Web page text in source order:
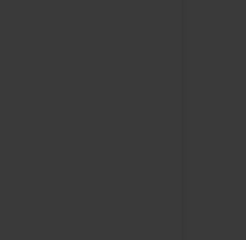
السوداني، إبراهيم
تمر بتحديات كبيرة منها
وتنامي ظاهرة اللجوء